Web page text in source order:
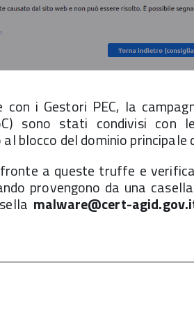
i Gestori PEC, la
sono stati condivisi con
blocco del dominio principale
a queste truffe e
provengono da una
malware@cert-